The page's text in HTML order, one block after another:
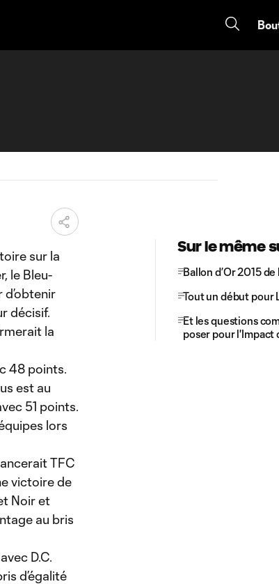
sur la
le Bleu-
décisif.
la
48 points.
est au
51 points.
lors
TFC
victoire de
Noir et
au bris
D.C.
d’égalité
Sur le même
Ballon d’Or 2015 de
Tout un début pour
Et les questions
poser pour l'Impact